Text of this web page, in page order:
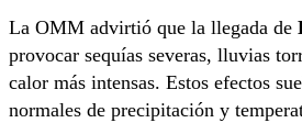
La OMM advirtió que la llegada de
provocar sequías severas, lluvias
calor más intensas. Estos efectos
normales de precipitación y